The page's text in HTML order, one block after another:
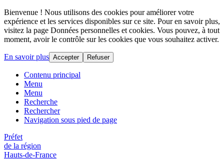
Bienvenue ! Nous utilisons des cookies pour améliorer votre
expérience et les services disponibles sur ce site. Pour en savoir plus,
visitez la page Données personnelles et cookies. Vous pouvez, à tout
moment, avoir le contrôle sur les cookies que vous souhaitez activer.
En savoir plus Accepter Refuser
Contenu principal
Menu
Menu
Recherche
Rechercher
Navigation sous pied de page
Préfet
de la région
Hauts-de-France